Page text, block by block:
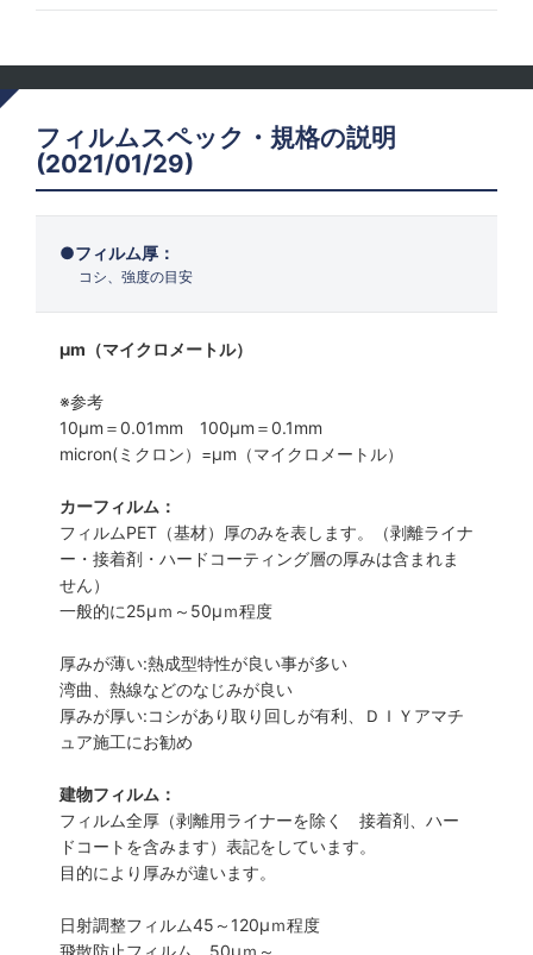
フィルムスペック・規格の説明
(2021/01/29)
フィルム厚：
コシ、強度の目安
μm（マイクロメートル）
※参考
10μm＝0.01mm 100μm＝0.1mm
micron(ミクロン）=µm（マイクロメートル）
カーフィルム：
フィルムPET（基材）厚のみを表します。（剥離ライナ
ー・接着剤・ハードコーティング層の厚みは含まれま
せん）
一般的に25µｍ～50µｍ程度
厚みが薄い:熱成型特性が良い事が多い
湾曲、熱線などのなじみが良い
厚みが厚い:コシがあり取り回しが有利、ＤＩＹアマチ
ュア施工にお勧め
建物フィルム：
フィルム全厚（剥離用ライナーを除く 接着剤、ハー
ドコートを含みます）表記をしています。
目的により厚みが違います。
日射調整フィルム45～120µｍ程度
飛散防止フィルム 50µｍ～